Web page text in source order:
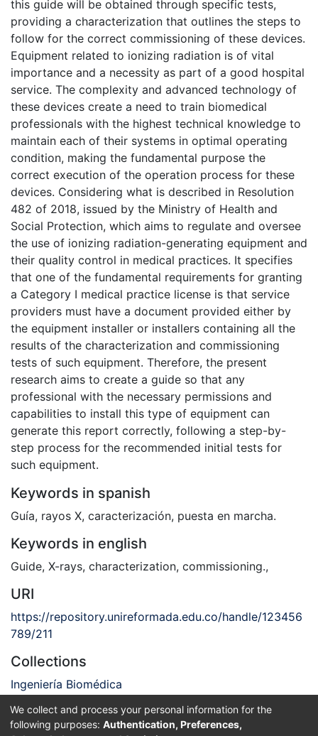
this guide will be obtained through specific tests,
providing a characterization that outlines the steps to
follow for the correct commissioning of these devices.
Equipment related to ionizing radiation is of vital
importance and a necessity as part of a good hospital
service. The complexity and advanced technology of
these devices create a need to train biomedical
professionals with the highest technical knowledge to
maintain each of their systems in optimal operating
condition, making the fundamental purpose the
correct execution of the operation process for these
devices. Considering what is described in Resolution
482 of 2018, issued by the Ministry of Health and
Social Protection, which aims to regulate and oversee
the use of ionizing radiation-generating equipment and
their quality control in medical practices. It specifies
that one of the fundamental requirements for granting
a Category I medical practice license is that service
providers must have a document provided either by
the equipment installer or installers containing all the
results of the characterization and commissioning
tests of such equipment. Therefore, the present
research aims to create a guide so that any
professional with the necessary permissions and
capabilities to install this type of equipment can
generate this report correctly, following a step-by-
step process for the recommended initial tests for
such equipment.
Keywords in spanish
Guía, rayos X, caracterización, puesta en marcha.
Keywords in english
Guide, X-rays, characterization, commissioning.,
URI
https://repository.unireformada.edu.co/handle/123456
789/211
Collections
Ingeniería Biomédica
Full item page
We collect and process your personal information for the
following purposes: Authentication, Preferences,